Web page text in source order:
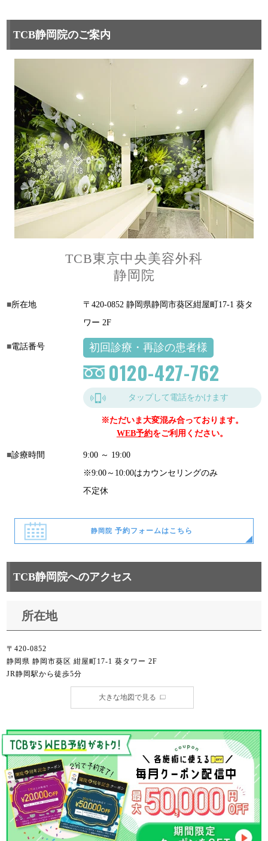
TCB静岡院のご案内
TCB東京中央美容外科
静岡院
所在地
〒420-0852 静岡県静岡市葵区紺屋町17-1 葵タ
ワー 2F
電話番号 初回診療・再診の患者様
0120-427-762
タップして電話をかけます
※ただいま大変混み合っております。
WEB予約をご利用ください。
診療時間
9:00 ～ 19:00
※9:00～10:00はカウンセリングのみ
不定休
静岡院 予約フォームはこちら
TCB静岡院へのアクセス
所在地
〒420-0852
静岡県 静岡市葵区 紺屋町17-1 葵タワー 2F
JR静岡駅から徒歩5分
大きな地図で見る